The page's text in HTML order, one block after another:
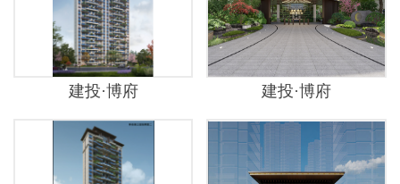
建投·博府 建投·博府